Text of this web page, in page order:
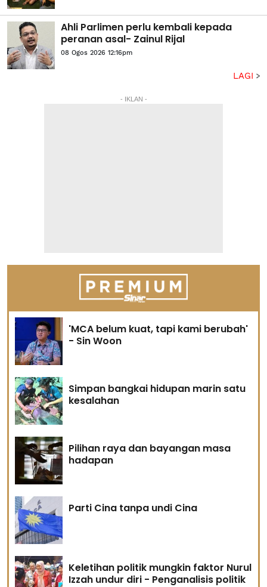
Ahli Parlimen perlu kembali kepada
peranan asal- Zainul Rijal
08 Ogos 2026 12:16pm
LAGI
- IKLAN -
'MCA belum kuat, tapi kami berubah'
- Sin Woon
Simpan bangkai hidupan marin satu
kesalahan
Pilihan raya dan bayangan masa
hadapan
Parti Cina tanpa undi Cina
Keletihan politik mungkin faktor Nurul
Izzah undur diri - Penganalisis politik